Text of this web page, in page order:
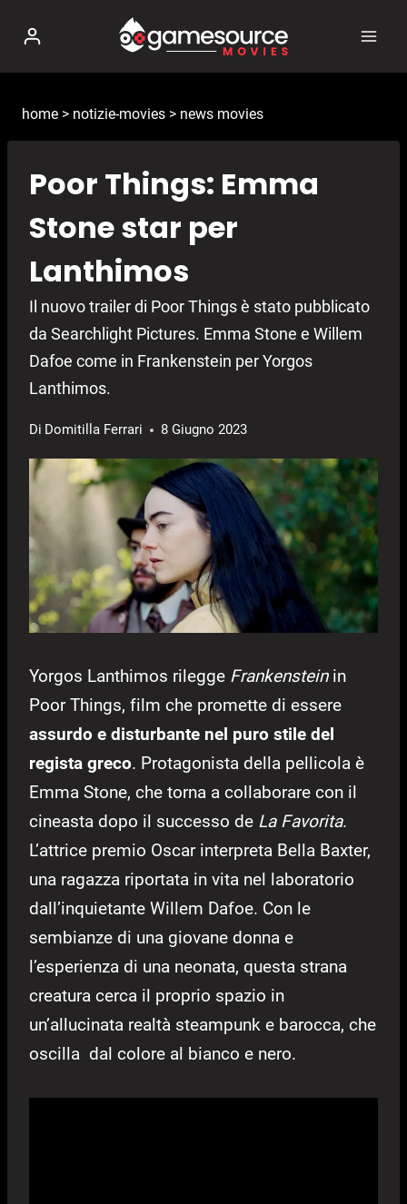
contenuto
home > notizie-movies > news movies
Poor Things: Emma
Stone star per
Lanthimos
Il nuovo trailer di Poor Things è stato pubblicato
da Searchlight Pictures. Emma Stone e Willem
Dafoe come in Frankenstein per Yorgos
Lanthimos.
Di Domitilla Ferrari 8 Giugno 2023
Yorgos Lanthimos rilegge Frankensteinin
Poor Things, film che promette di essere
assurdo e disturbante nel puro stile del
regista greco. Protagonista della pellicola è
Emma Stone, che torna a collaborare con il
cineasta dopo il successo de La Favorita.
L’attrice premio Oscar interpreta Bella Baxter,
una ragazza riportata in vita nel laboratorio
dall’inquietante Willem Dafoe. Con le
sembianze di una giovane donna e
l’esperienza di una neonata, questa strana
creatura cerca il proprio spazio in
un’allucinata realtà steampunk e barocca, che
oscilla dal colore al bianco e nero.